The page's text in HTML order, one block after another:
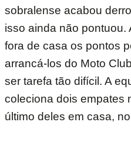
sobralense acabou
isso ainda não pontuou.
fora de casa os pontos
arrancá-los do Moto
ser tarefa tão difícil. A
coleciona dois empates
último deles em casa,